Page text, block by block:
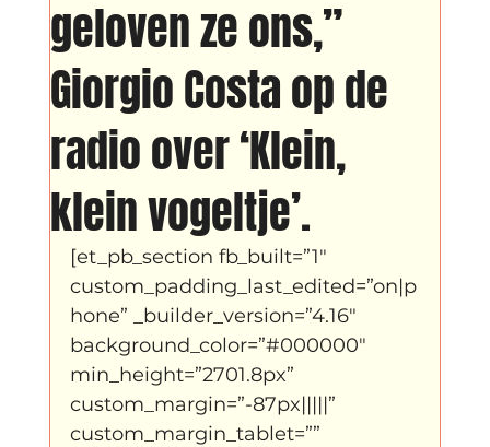
breakin Yentl OND
Father Figure Sribi Switi
New makers Wennah
Lloyds company Nieuws Power
Voorstellingen
geloven ze ons,”
Giorgio Costa op de
radio over ‘Klein,
klein vogeltje’.
[et_pb_section fb_built=”1″
custom_padding_last_edited=”on|p
hone” _builder_version=”4.16″
background_color=”#000000″
min_height=”2701.8px”
custom_margin=”-87px|||||”
custom_margin_tablet=””